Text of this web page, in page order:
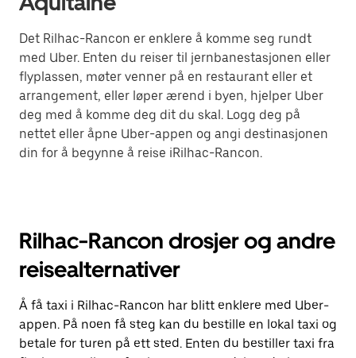
Det Rilhac-Rancon er enklere å komme seg rundt
med Uber. Enten du reiser til jernbanestasjonen eller
flyplassen, møter venner på en restaurant eller et
arrangement, eller løper ærend i byen, hjelper Uber
deg med å komme deg dit du skal. Logg deg på
nettet eller åpne Uber-appen og angi destinasjonen
din for å begynne å reise iRilhac-Rancon.
Rilhac-Rancon drosjer og andre
reisealternativer
Å få taxi i Rilhac-Rancon har blitt enklere med Uber-
appen. På noen få steg kan du bestille en lokal taxi og
betale for turen på ett sted. Enten du bestiller taxi fra